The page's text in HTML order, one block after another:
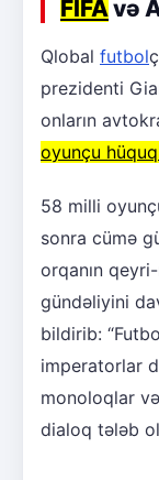
FIFA və
Qlobal futbol
prezidenti
onların
oyunçu
58 milli
sonra cümə
orqanın
gündəliyini
bildirib:
imperatorlar
monoloqlar
dialoq tələb